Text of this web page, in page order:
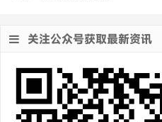
关注公众号获取最新资讯